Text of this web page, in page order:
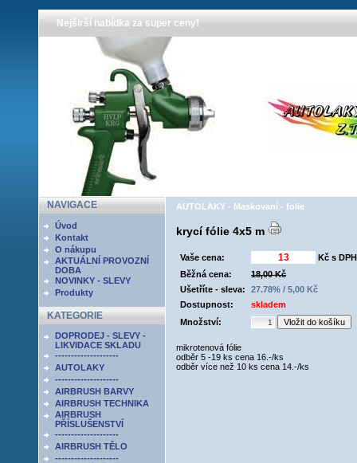
Nejširší nabídka za super ceny!
NAVIGACE
Úvod
Kontakt
O nákupu
AKTUÁLNÍ PROVOZNÍ
DOBA
NOVINKY - SLEVY
Produkty
KATEGORIE
DOPRODEJ - SLEVY -
LIKVIDACE SKLADU
--------------------
AUTOLAKY
--------------------
AIRBRUSH BARVY
AIRBRUSH TECHNIKA
AIRBRUSH
PŘÍSLUŠENSTVÍ
--------------------
AIRBRUSH TĚLO
--------------------
AUTOLAKY - Maskovaní - folie
krycí fólie 4x5 m
Vaše cena:
Kč s DPH
Běžná cena:
18,00 Kč
Ušetříte - sleva:
27.78% / 5,00 Kč
Dostupnost:
skladem
Množství:
mikrotenová fólie
odběr 5 -19 ks cena 16.-/ks
odběr více než 10 ks cena 14.-/ks